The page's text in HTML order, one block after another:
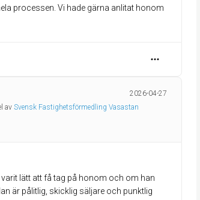
processen. Vi hade gärna anlitat honom
2026-04-27
av Svensk Fastighetsförmedling Vasastan
lätt att få tag på honom och om han
är pålitlig, skicklig säljare och punktlig